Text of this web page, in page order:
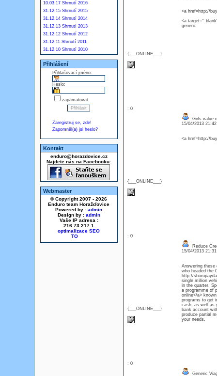
10.03.17 Shrnutí 2016
31.12.15 Shrnutí 2015
31.12.14 Shrnutí 2014
31.12.13 Shrnutí 2013
31.12.12 Shrnutí 2012
31.12.11 Shrnutí 2011
31.12.10 Shrnutí 2010
Přihlášení
Přihlašovací jméno:
Heslo:
zapamatovat
Zaregistruj se, zde!
Zapomněl(a) jsi heslo?
Kontakt
enduro@horazdovice.cz
Najdete nás na Facebooku:
Webmaster
© Copyright 2007 - 2026
Enduro team Horažďovice
Powered by : admin
Design by : admin
Vaše IP adresa :
216.73.217.1
optimalizace SEO
{___ONLINE___}
<a href=http://
<a
generic
: 0
{___ONLINE___}
Girls value
15/04/2013
<a href=http://
: 0
{___ONLINE___}
Reduce
15/04/2013
Answering these
who headed the
http://
single million
in the quarter.
a programme of
online</a>
programs to get
cash, as well as
bank account
produce partial
your needs.
: 0
Generic